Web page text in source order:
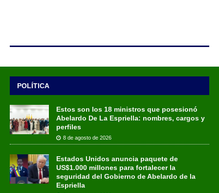
POLÍTICA
Estos son los 18 ministros que posesionó
Abelardo De La Espriella: nombres, cargos y
perfiles
8 de agosto de 2026
Estados Unidos anuncia paquete de
US$1.000 millones para fortalecer la
seguridad del Gobierno de Abelardo de la
Espriella